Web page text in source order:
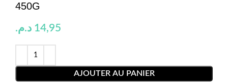
450G
14,95 د.م.
AJOUTER AU PANIER